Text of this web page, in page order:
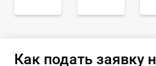
Как подать заявку